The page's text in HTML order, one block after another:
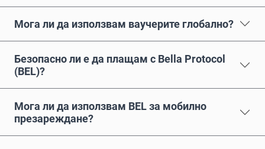
Мога ли да използвам ваучерите глобално?
Безопасно ли е да плащам с Bella Protocol
(BEL)?
Мога ли да използвам BEL за мобилно
презареждане?